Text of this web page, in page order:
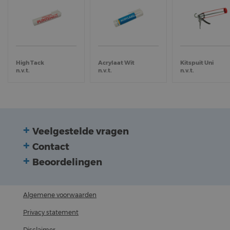
High Tack
n.v.t.
Acrylaat Wit
n.v.t.
Kitspuit Uni
n.v.t.
Veelgestelde vragen
Contact
Beoordelingen
Algemene voorwaarden
Privacy statement